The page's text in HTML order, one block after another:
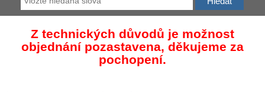
Z technických důvodů je možnost
objednání pozastavena, děkujeme za
pochopení.